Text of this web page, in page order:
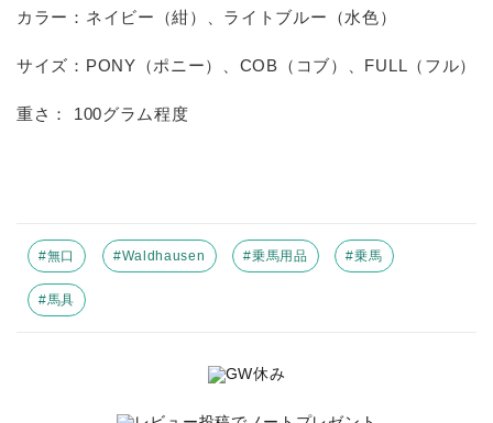
お問い合わせ
meeting_room ログイン person 新規会員登録
カラー：ネイビー（紺）、ライトブルー（水色）
サイズ：PONY（ポニー）、COB（コブ）、FULL（フル）
重さ： 100グラム程度
#無口 #Waldhausen #乗馬用品 #乗馬
#馬具